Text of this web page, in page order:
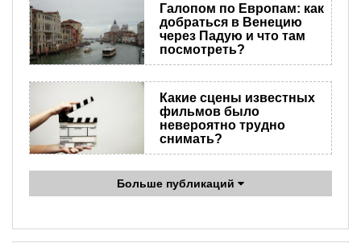
Галопом по Европам: как
добраться в Венецию
через Падую и что там
посмотреть?
Какие сцены известных
фильмов было
невероятно трудно
снимать?
Больше публикаций